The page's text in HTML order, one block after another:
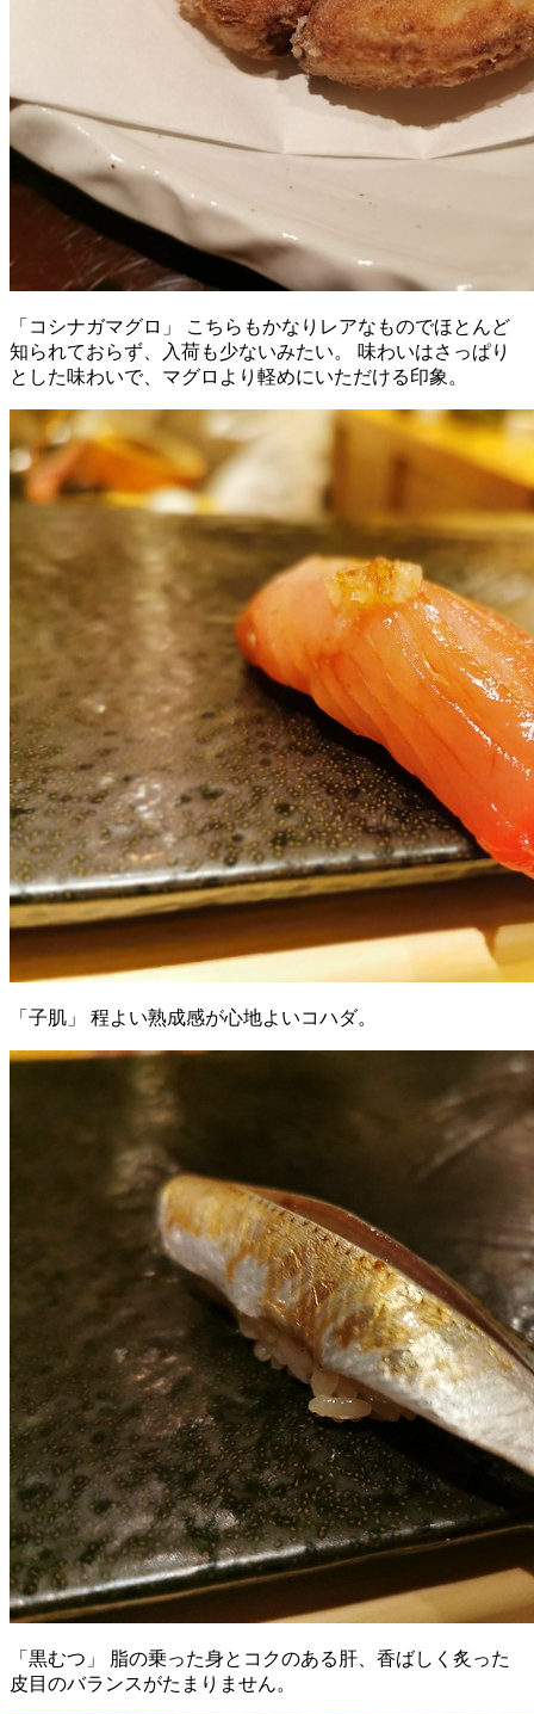
「コシナガマグロ」 こちらもかなりレアなものでほとんど
知られておらず、入荷も少ないみたい。 味わいはさっぱり
とした味わいで、マグロより軽めにいただける印象。
「子肌」 程よい熟成感が心地よいコハダ。
「黒むつ」 脂の乗った身とコクのある肝、香ばしく炙った
皮目のバランスがたまりません。